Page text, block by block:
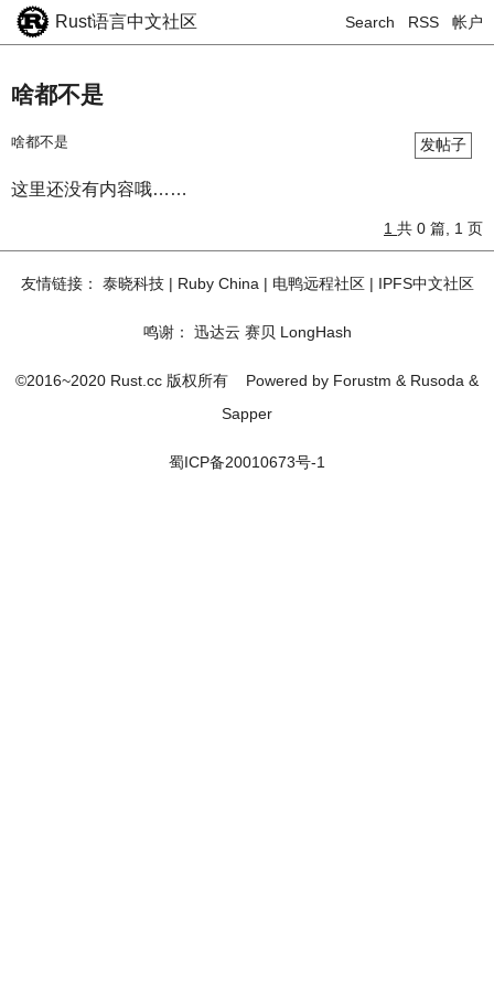
Rust语言中文社区 Search RSS 帐户
啥都不是
发帖子
啥都不是
这里还没有内容哦……
1 共 0 篇, 1 页
友情链接： 泰晓科技| Ruby China | 电鸭远程社区| IPFS中文社区
鸣谢： 迅达云 赛贝 LongHash
©2016~2020 Rust.cc 版权所有 Powered by Forustm & Rusoda &
Sapper
蜀ICP备20010673号-1